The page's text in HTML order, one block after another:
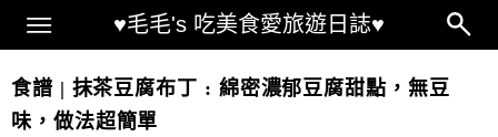
♥毛毛's 吃美食愛旅遊日誌♥
Main Menu
抹茶布丁 作法
食譜 | 抹茶豆腐布丁 : 綿密濃郁豆腐甜點，無豆
味，做法超簡單